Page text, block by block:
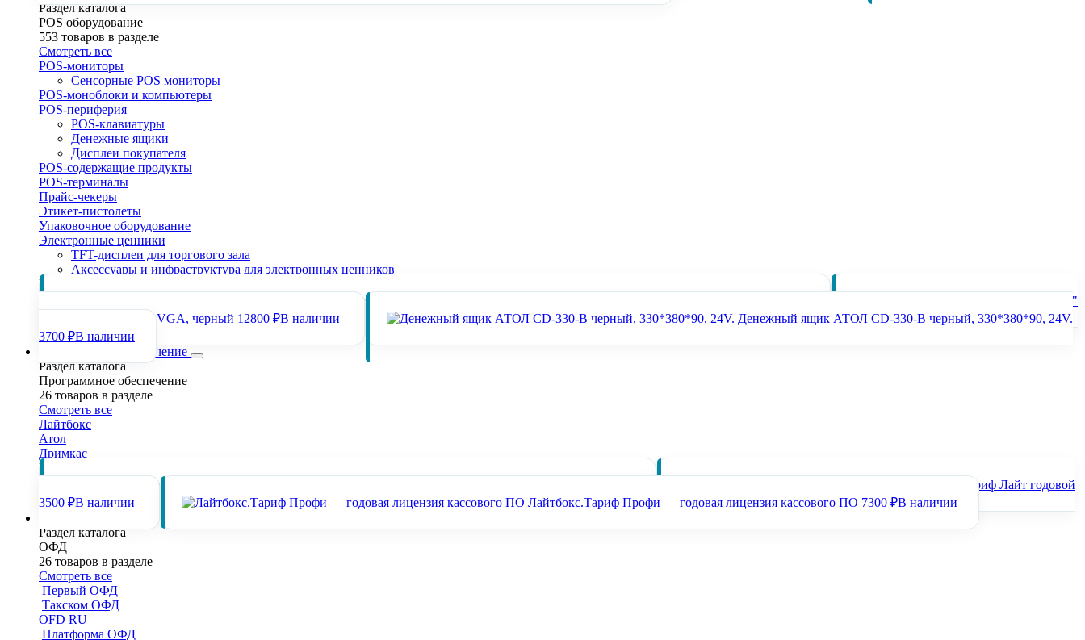
Раздел каталога
POS оборудование
553 товаров в разделе
Смотреть все
POS-мониторы
Сенсорные POS мониторы
POS-моноблоки и компьютеры
POS-периферия
POS-клавиатуры
Денежные ящики
Дисплеи покупателя
POS-содержащие продукты
POS-терминалы
Прайс-чекеры
Этикет-пистолеты
Упаковочное оборудование
Электронные ценники
TFT-дисплеи для торгового зала
Аксессуары и инфраструктура для электронных ценников
Популярные товары раздела
POS-монитор 12,1"
АТОЛ LM12 (Rev.2), VGA, черный 12800 ₽В наличии
Денежный ящик АТОЛ CD-330-B черный, 330*380*90, 24V.
3700 ₽В наличии
Программное обеспечение
Раздел каталога
Программное обеспечение
26 товаров в разделе
Смотреть все
Лайтбокс
Атол
Дримкас
Популярные товары раздела
ПО Лайтбокс тариф Лайт годовой
3500 ₽В наличии Лайтбокс.Тариф Профи — годовая лицензия кассового ПО 7300 ₽В наличии
Раздел каталога
ОФД
26 товаров в разделе
Смотреть все
Первый ОФД
Такском ОФД
OFD RU
Платформа ОФД